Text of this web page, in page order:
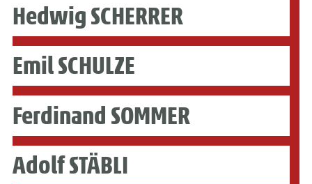
Hedwig SCHERRER
Emil SCHULZE
Ferdinand SOMMER
Adolf STÄBLI